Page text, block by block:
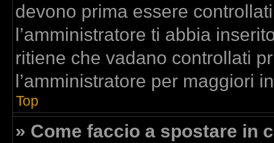
devono prima essere
l’amministratore ti abbia
ritiene che vadano controllati
l’amministratore per maggiori
Top
» Come faccio a spostare in